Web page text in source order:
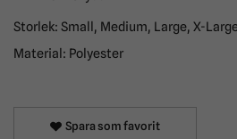
Storlek: Small, Medium, Large, X-
Material: Polyester
Spara som favorit